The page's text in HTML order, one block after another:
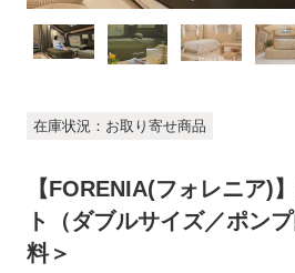
在庫状況：お取り寄せ商品
【FORENIA(フォレニア)
ト（ダブルサイズ／ポン
料＞